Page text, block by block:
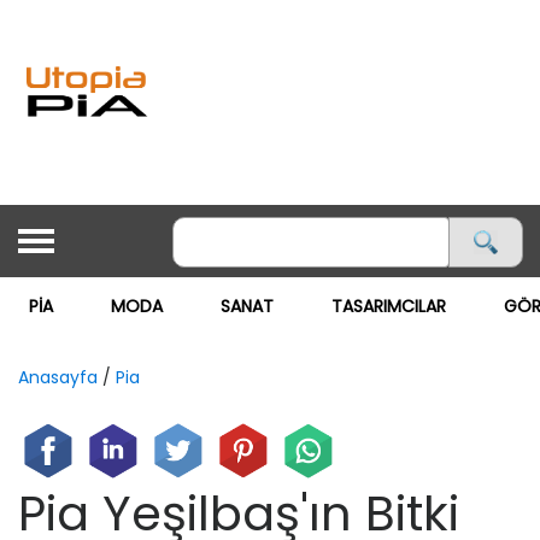
ANASAYFA
PİA
MODA ▽
SANAT
GÖRSEL MAĞAZACILIK
PİA MODA SANAT TASARIMCILAR
Anasayfa / Pia
Pia Yeşilbaş'ın Bitki